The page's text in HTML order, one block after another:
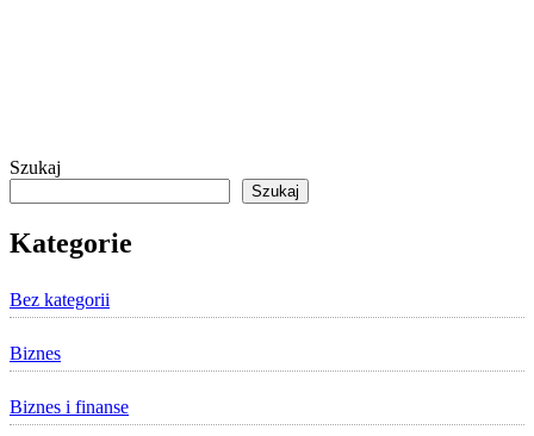
Szukaj
Szukaj
Kategorie
Bez kategorii
Biznes
Biznes i finanse